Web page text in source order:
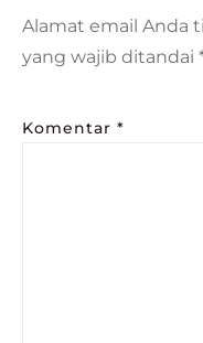
Alamat email Anda
yang wajib ditandai
Komentar *